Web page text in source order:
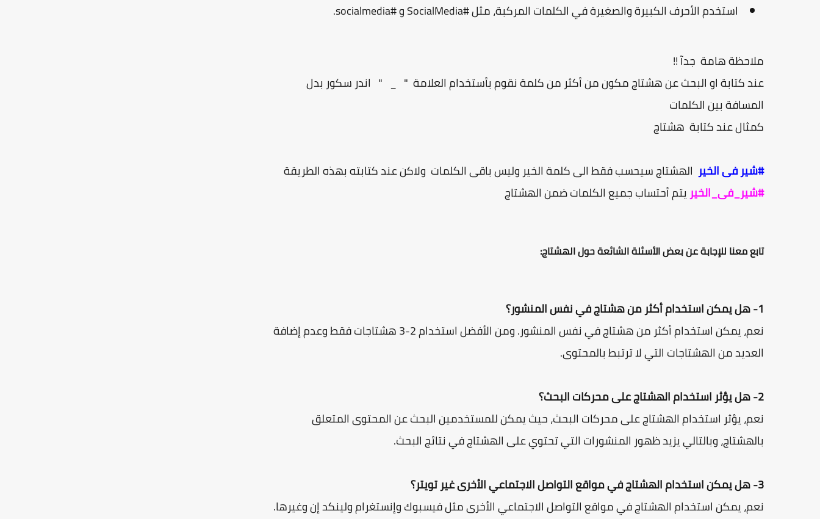
استخدم الأحرف الكبيرة والصغيرة في الكلمات المركبة، مثل #SocialMedia و #socialmedia.
ملاحظة هامة جدآ !!
عند كتابة او البحث عن هشتاج مكون من أكثر من كلمة نقوم بأستخدام العلامة " _ " اندر سكور بدل
المسافة بين الكلمات
كمثال عند كتابة هشتاج
#شير فى الخير الهشتاج سيحسب فقط الى كلمة الخير وليس باقى الكلمات ولاكن عند كتابته بهذه الطريقة
#شير_فى_الخيريتم أحتساب جميع الكلمات ضمن الهشتاج
تابع معنا للإجابة عن بعض الأسئلة الشائعة حول الهشتاج:
1- هل يمكن استخدام أكثر من هشتاج في نفس المنشور؟
نعم، يمكن استخدام أكثر من هشتاج في نفس المنشور. ومن الأفضل استخدام 2-3 هشتاجات فقط وعدم إضافة
العديد من الهشتاجات التي لا ترتبط بالمحتوى.
2- هل يؤثر استخدام الهشتاج على محركات البحث؟
نعم، يؤثر استخدام الهشتاج على محركات البحث، حيث يمكن للمستخدمين البحث عن المحتوى المتعلق
بالهشتاج، وبالتالي يزيد ظهور المنشورات التي تحتوي على الهشتاج في نتائج البحث.
3- هل يمكن استخدام الهشتاج في مواقع التواصل الاجتماعي الأخرى غير تويتر؟
نعم، يمكن استخدام الهشتاج في مواقع التواصل الاجتماعي الأخرى مثل فيسبوك وإنستغرام ولينكد إن وغيرها.